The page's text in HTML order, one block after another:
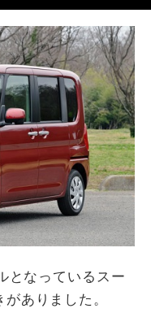
となっているスー
ありました。